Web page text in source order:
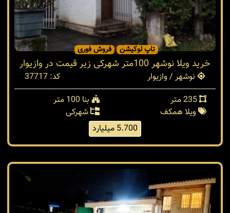
تاپ لوکیشن فروش فوری
خرید ویلا نوشهر 100متر شهرکی زیر قیمت در وازیوار
نوشهر / وازیوار
کد: 37717
بنا 100 متر
ویلا همکف
شهرکی
5.700 میلیارد